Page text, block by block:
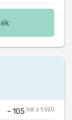
~ 105 lidí z 1,020